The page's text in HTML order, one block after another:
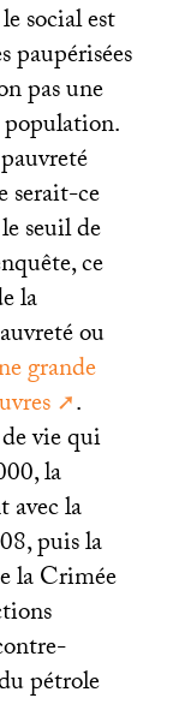
social est
paupérisées
pas une
serait-ce
seuil de
ce
la
ou
grande
.
vie qui
la
avec la
puis la
la Crimée
pétrole